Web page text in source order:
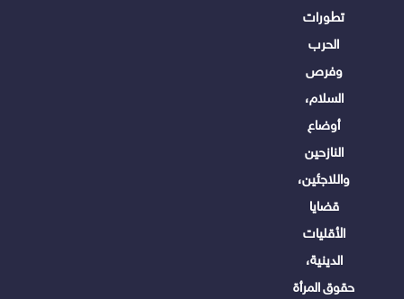
تطورات
الحرب
وفرص
السلام،
أوضاع
النازحين
واللاجئين،
قضايا
الأقليات
الدينية،
حقوق المرأة